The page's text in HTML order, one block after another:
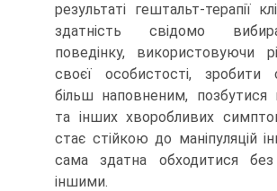
результаті гештальт-терапії
здатність свідомо
поведінку, використовуючи
своєї особистості,
більш наповненим, позбутися
та інших хворобливих
стає стійкою до маніпуляцій
сама здатна обходитися без
іншими.